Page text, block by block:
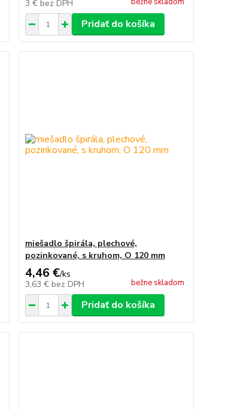
3 € bez DPH
Pridať do košíka
miešadlo špirála, plechové,
pozinkované, s kruhom, O 120 mm
4,46 €/ks
3,63 € bez DPH bežne skladom
Pridať do košíka